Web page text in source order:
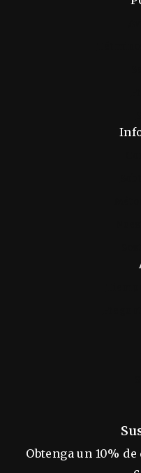
Obtenga un 10%